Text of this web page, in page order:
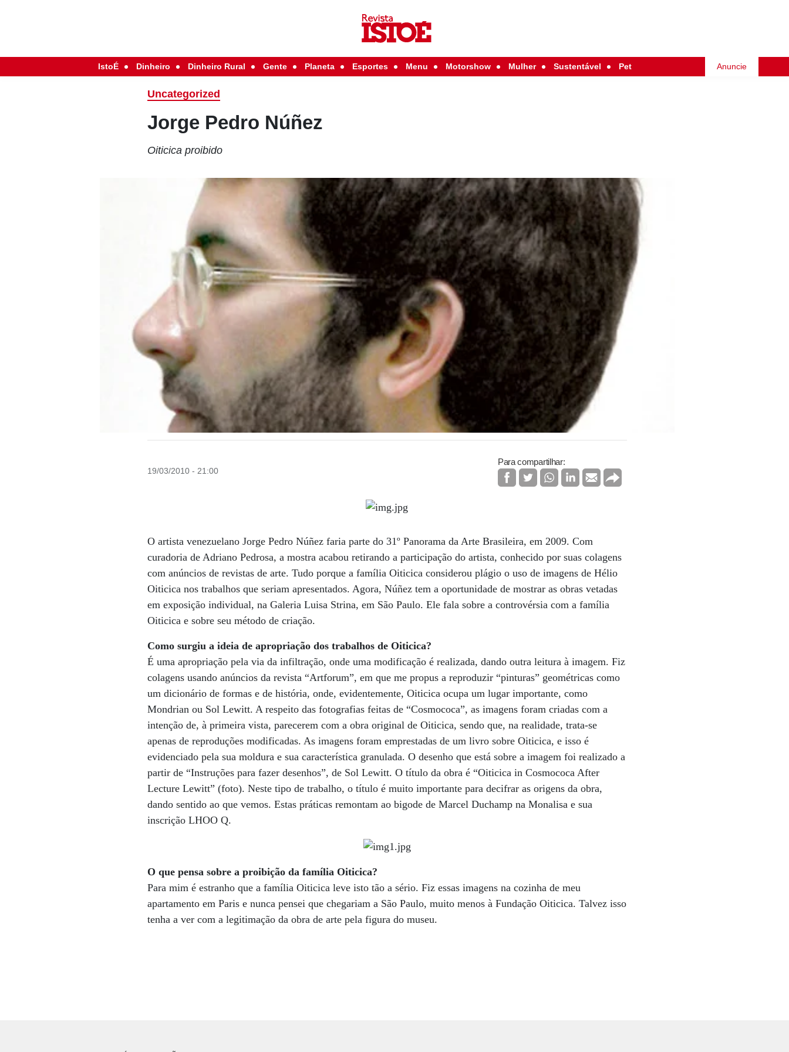
IstoÉ Dinheiro Dinheiro Rural Gente Planeta Esportes Menu Motorshow Mulher Sustentável Pet Anuncie
Uncategorized
Jorge Pedro Núñez
Oiticica proibido
19/03/2010 - 21:00
Para compartilhar:
O artista venezuelano Jorge Pedro Núñez faria parte do 31º Panorama da Arte Brasileira, em 2009. Com
curadoria de Adriano Pedrosa, a mostra acabou retirando a participação do artista, conhecido por suas colagens
com anúncios de revistas de arte. Tudo porque a família Oiticica considerou plágio o uso de imagens de Hélio
Oiticica nos trabalhos que seriam apresentados. Agora, Núñez tem a oportunidade de mostrar as obras vetadas
em exposição individual, na Galeria Luisa Strina, em São Paulo. Ele fala sobre a controvérsia com a família
Oiticica e sobre seu método de criação.
Como surgiu a ideia de apropriação dos trabalhos de Oiticica?
É uma apropriação pela via da infiltração, onde uma modificação é realizada, dando outra leitura à imagem. Fiz
colagens usando anúncios da revista “Artforum”, em que me propus a reproduzir “pinturas” geométricas como
um dicionário de formas e de história, onde, evidentemente, Oiticica ocupa um lugar importante, como
Mondrian ou Sol Lewitt. A respeito das fotografias feitas de “Cosmococa”, as imagens foram criadas com a
intenção de, à primeira vista, parecerem com a obra original de Oiticica, sendo que, na realidade, trata-se
apenas de reproduções modificadas. As imagens foram emprestadas de um livro sobre Oiticica, e isso é
evidenciado pela sua moldura e sua característica granulada. O desenho que está sobre a imagem foi realizado a
partir de “Instruções para fazer desenhos”, de Sol Lewitt. O título da obra é “Oiticica in Cosmococa After
Lecture Lewitt” (foto). Neste tipo de trabalho, o título é muito importante para decifrar as origens da obra,
dando sentido ao que vemos. Estas práticas remontam ao bigode de Marcel Duchamp na Monalisa e sua
inscrição LHOO Q.
O que pensa sobre a proibição da família Oiticica?
Para mim é estranho que a família Oiticica leve isto tão a sério. Fiz essas imagens na cozinha de meu
apartamento em Paris e nunca pensei que chegariam a São Paulo, muito menos à Fundação Oiticica. Talvez isso
tenha a ver com a legitimação da obra de arte pela figura do museu.